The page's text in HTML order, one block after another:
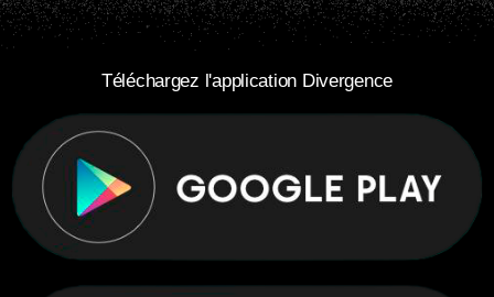
Téléchargez l'application Divergence